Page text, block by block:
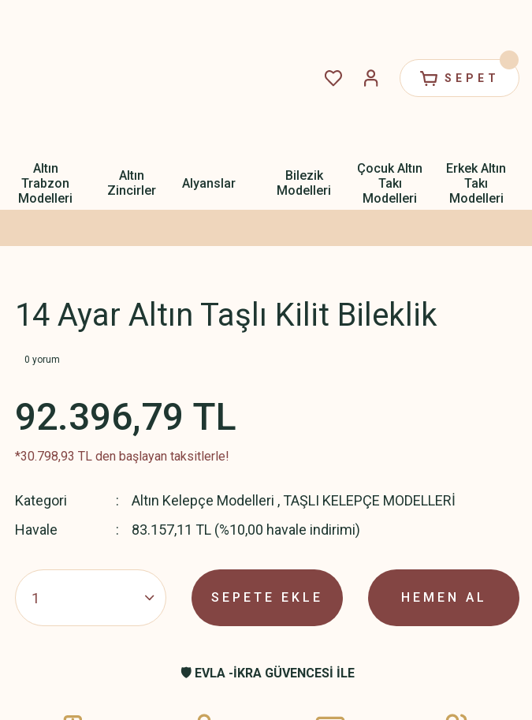
SEPET
Altın
Trabzon
Modelleri
Altın
Zincirler
Alyanslar
Bilezik
Modelleri
Çocuk Altın
Takı
Modelleri
Erkek Altın
Takı
Modelleri
14 Ayar Altın Taşlı Kilit Bileklik
0 yorum
92.396,79 TL
*30.798,93 TL den başlayan taksitlerle!
Kategori Altın Kelepçe Modelleri ,TAŞLI KELEPÇE MODELLERİ
Havale
83.157,11 TL (%10,00 havale indirimi)
SEPETE EKLE HEMEN AL
🛡️ EVLA -İKRA GÜVENCESİ İLE